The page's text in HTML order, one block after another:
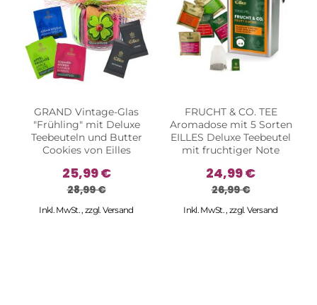
GRAND Vintage-Glas
"Frühling" mit Deluxe
Teebeuteln und Butter
Cookies von Eilles
25,99 €
28,99 €
Inkl. MwSt.,zzgl.Versand
FRUCHT & CO. TEE
Aromadose mit 5 Sorten
EILLES Deluxe Teebeutel
mit fruchtiger Note
24,99 €
26,99 €
Inkl. MwSt.,zzgl.Versand